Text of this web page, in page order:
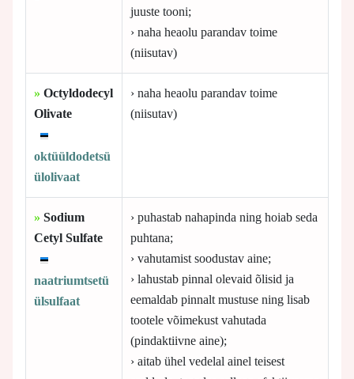
juuste tooni;
› naha heaolu parandav toime
(niisutav)
» Octyldodecyl
Olivate
oktüüldodetsü
ülolivaat
› naha heaolu parandav toime
(niisutav)
» Sodium
Cetyl Sulfate
naatriumtsetü
ülsulfaat
› puhastab nahapinda ning hoiab seda
puhtana;
› vahutamist soodustav aine;
› lahustab pinnal olevaid õlisid ja
eemaldab pinnalt mustuse ning lisab
tootele võimekust vahutada
(pindaktiivne aine);
› aitab ühel vedelal ainel teisest